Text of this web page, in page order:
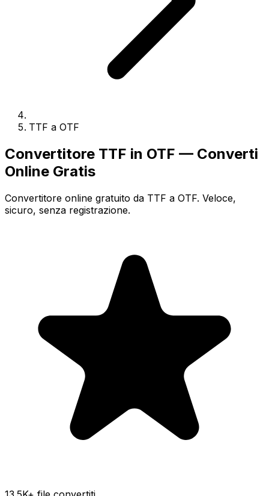
TTF a OTF
Convertitore TTF in OTF — Converti
Online Gratis
Convertitore online gratuito da TTF a OTF. Veloce,
sicuro, senza registrazione.